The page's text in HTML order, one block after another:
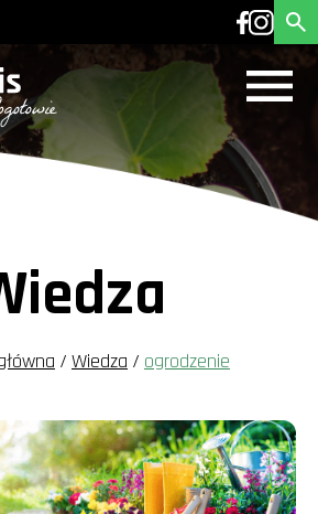
/ Wiedza / ogrodzenie